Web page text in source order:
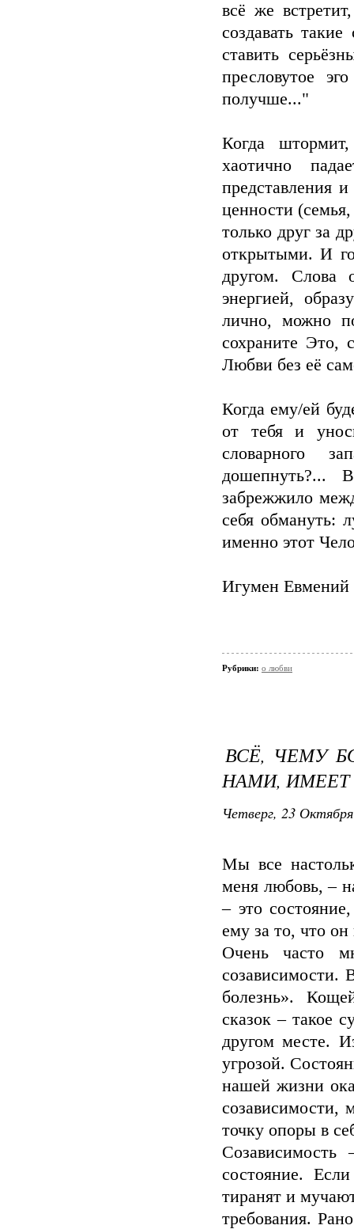
всё же
создавать
ставить
пресловутое
получше..."
Когда
хаотично
представления
ценности
только друг за
открытыми. И
другом. Слова
энергией,
лично, можно
сохраните Это,
Любви без её
Когда ему/ей
от тебя и
словарного
дошепнуть?...
забрежжило
себя обмануть:
именно этот
Игумен Евмений
Рубрики: о любви
ВСЁ, ЧЕМУ
НАМИ,
Четверг, 23
Мы все
меня любовь, –
– это
ему за то, что
Очень часто
созависимости.
болезнь».
сказок – такое
другом месте.
угрозой.
нашей жизни
созависимости,
точку опоры в
Созависимость
состояние.
тиранят и
требования.